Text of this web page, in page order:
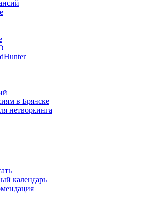
в Брянске
нетворкинга
календарь